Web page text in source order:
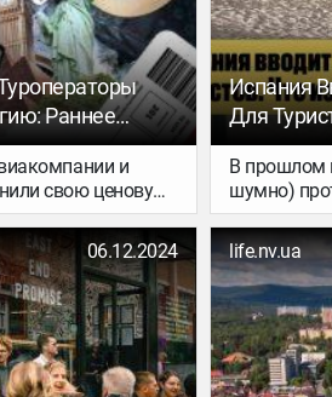
Раннее
Не Выгодно
и
свою ценовую
бронирование
в некоторых
дешевеют ближе
Испания
Для
В прошлом
шумно)
Как
в правилах
самых
2025
06.12.2024 life.nv.ua